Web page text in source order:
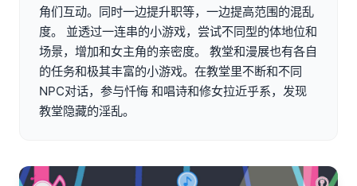
角们互动。同时一边提升职等，一边提高范围的混乱
度。 並透过一连串的小游戏，尝试不同型的体地位和
场景，增加和女主角的亲密度。 教堂和漫展也有各自
的任务和极其丰富的小游戏。在教堂里不断和不同
NPC对话，参与忏悔 和唱诗和修女拉近乎系，发现
教堂隐藏的淫乱。